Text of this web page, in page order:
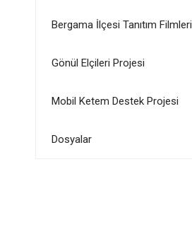
Bergama İlçesi Tanıtım Filmleri
Gönül Elçileri Projesi
Mobil Ketem Destek Projesi
Dosyalar